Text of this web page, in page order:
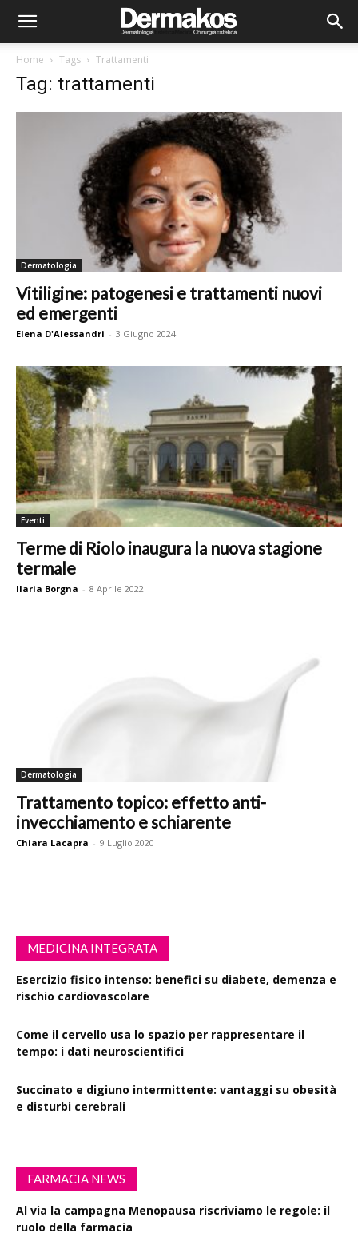
Home Tags Trattamenti
Tag: trattamenti
Dermatologia
Vitiligine: patogenesi e trattamenti nuovi
ed emergenti
Elena D'Alessandri - 3 Giugno 2024
Eventi
Terme di Riolo inaugura la nuova stagione
termale
Ilaria Borgna - 8 Aprile 2022
Dermatologia
Trattamento topico: effetto anti-
invecchiamento e schiarente
Chiara Lacapra - 9 Luglio 2020
MEDICINA INTEGRATA
Esercizio fisico intenso: benefici su diabete, demenza e
rischio cardiovascolare
Come il cervello usa lo spazio per rappresentare il
tempo: i dati neuroscientifici
Succinato e digiuno intermittente: vantaggi su obesità
e disturbi cerebrali
FARMACIA NEWS
Al via la campagna Menopausa riscriviamo le regole: il
ruolo della farmacia